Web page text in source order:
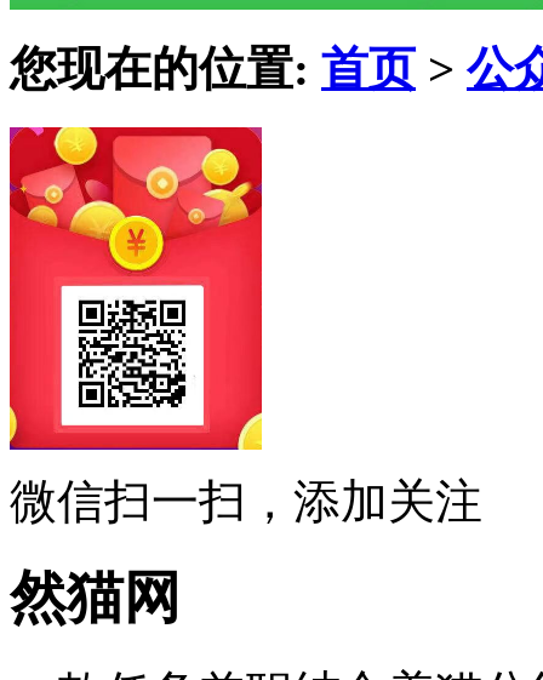
您现在的位置: 首页 > 公
微信扫一扫，添加关注
然猫网